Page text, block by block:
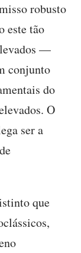
robusto
este tão
—
conjunto
do
O
ser a
que